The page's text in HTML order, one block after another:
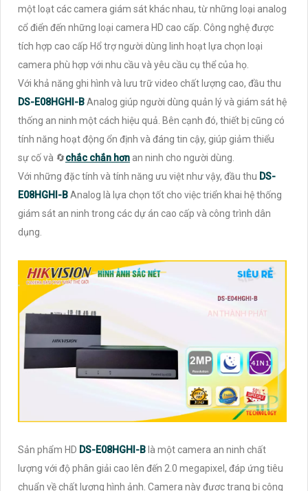
một loạt các camera giám sát khác nhau, từ những loại analog
cổ điển đến những loại camera HD cao cấp. Công nghệ được
tích hợp cao cấp Hổ trợ người dùng linh hoạt lựa chọn loại
camera phù hợp với nhu cầu và yêu cầu cụ thể của họ.
Với khả năng ghi hình và lưu trữ video chất lượng cao, đầu thu
DS-E08HGHI-BAnalog giúp người dùng quản lý và giám sát hệ
thống an ninh một cách hiệu quả. Bên cạnh đó, thiết bị cũng có
tính năng hoạt động ổn định và đáng tin cậy, giúp giảm thiểu
sự cố và 🔄chắc chắn hơn an ninh cho người dùng.
Với những đặc tính và tính năng ưu việt như vậy, đầu thu DS-
E08HGHI-BAnalog là lựa chọn tốt cho việc triển khai hệ thống
giám sát an ninh trong các dự án cao cấp và công trình dân
dụng.
Sản phẩm HD DS-E08HGHI-B là một camera an ninh chất
lượng với độ phân giải cao lên đến 2.0 megapixel, đáp ứng tiêu
chuẩn về chất lượng hình ảnh. Camera này được trang bị công